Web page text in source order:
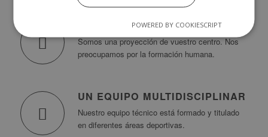
TRABAJAMOS VALORES
Somos una proyección de vuestro centro. Nos
preocupamos por la formación humana.
UN EQUIPO MULTIDISCIPLINAR
Nuestro equipo técnico está formado y titulado
en diferentes áreas deportivas.
POWERED BY COOKIESCRIPT